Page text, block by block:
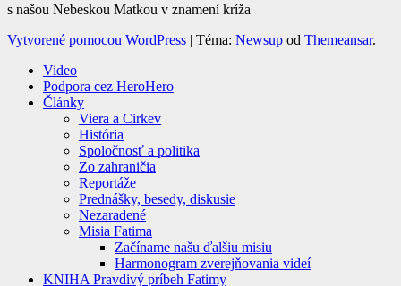
s našou Nebeskou Matkou v znamení kríža
Vytvorené pomocou WordPress | Téma: Newsup od Themeansar.
Video
Podpora cez HeroHero
Články
Viera a Cirkev
História
Spoločnosť a politika
Zo zahraničia
Reportáže
Prednášky, besedy, diskusie
Nezaradené
Misia Fatima
Začíname našu ďalšiu misiu
Harmonogram zverejňovania videí
KNIHA Pravdivý príbeh Fatimy